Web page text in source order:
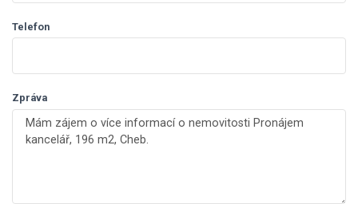
Telefon
Zpráva